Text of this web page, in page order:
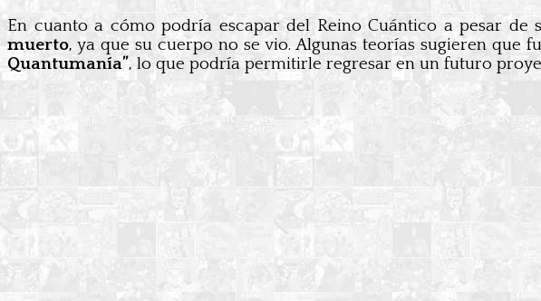
En cuanto a cómo podría escapar del Reino Cuántico a pesar de
muerto, ya que su cuerpo no se vio. Algunas teorías sugieren que
Quantumanía”, lo que podría permitirle regresar en un futuro